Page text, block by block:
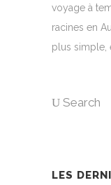
voyage à
racines en
plus simple,
Search
LES